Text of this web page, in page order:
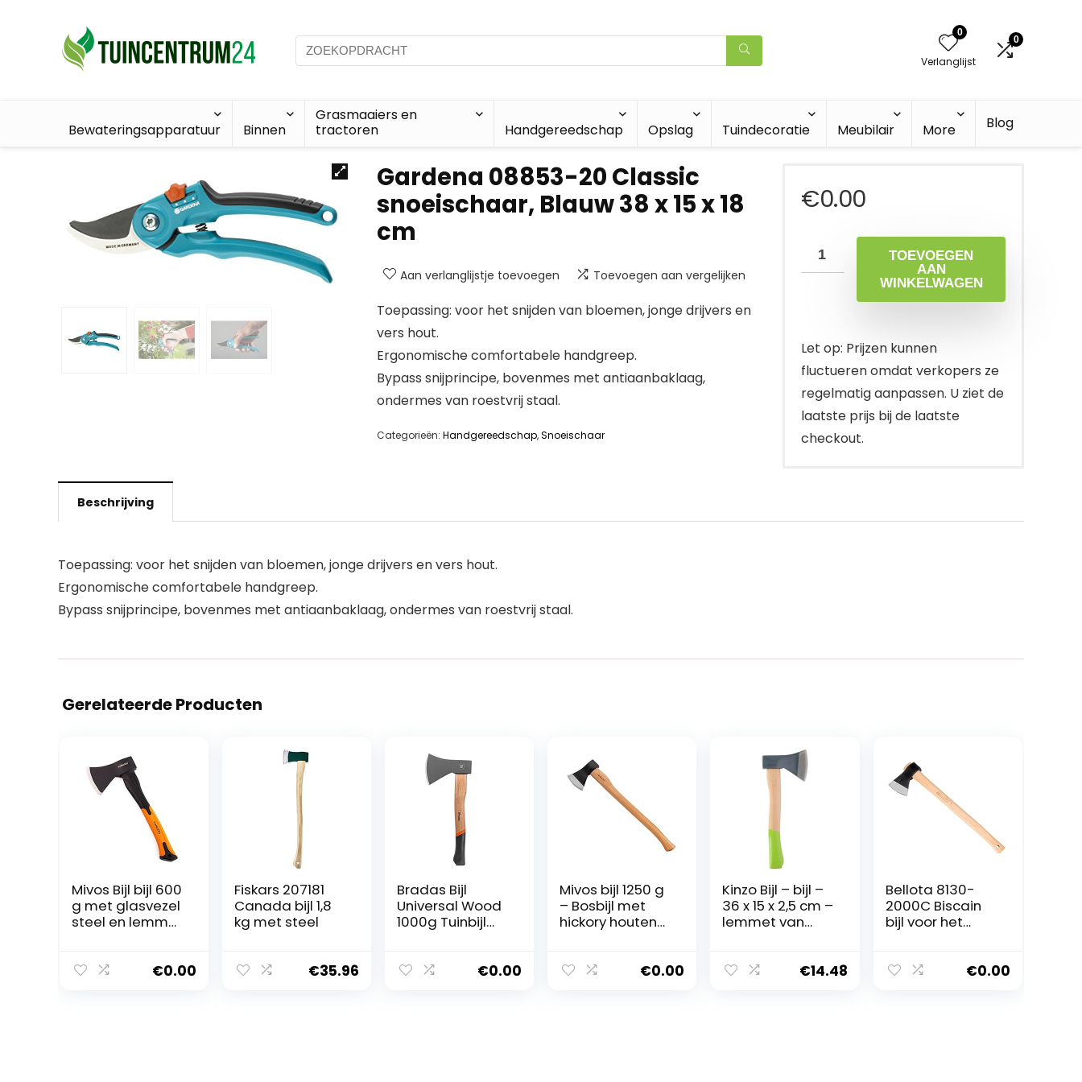
0
Verlanglijst
0
Bewateringsapparatuur Binnen
Grasmaaiers en
tractoren
Handgereedschap Opslag Tuindecoratie Meubilair More Blog
Gardena 08853-20 Classic
snoeischaar, Blauw 38 x 15 x 18
cm
Aan verlanglijstje toevoegen Toevoegen aan vergelijken
Toepassing: voor het snijden van bloemen, jonge drijvers en
vers hout.
Ergonomische comfortabele handgreep.
Bypass snijprincipe, bovenmes met antiaanbaklaag,
ondermes van roestvrij staal.
Categorieën: Handgereedschap,Snoeischaar
€0.00
TOEVOEGEN
AAN
WINKELWAGEN
Let op: Prijzen kunnen
fluctueren omdat verkopers ze
regelmatig aanpassen. U ziet de
laatste prijs bij de laatste
checkout.
Beschrijving
Toepassing: voor het snijden van bloemen, jonge drijvers en vers hout.
Ergonomische comfortabele handgreep.
Bypass snijprincipe, bovenmes met antiaanbaklaag, ondermes van roestvrij staal.
Gerelateerde Producten
Mivos Bijl bijl 600
g met glasvezel
steel en lemmet
handbijl voor€0.00
Fiskars 207181
Canada bijl 1,8
kg met steel
€35.96
Bradas Bijl
Universal Wood
1000g Tuinbijl
€0.00
Mivos bijl 1250 g
– Bosbijl met
hickory houten
blad – Lengte 72
€0.00
Kinzo Bijl – bijl –
36 x 15 x 2,5 cm –
lemmet van
voor het splijten
€14.48
Bellota 8130-
2000C Biscain
bijl voor het
snijden van hout,
€0.00